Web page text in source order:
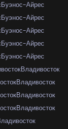
Буэнос-Айрес
Буэнос-Айрес
Буэнос-Айрес
Буэнос-Айрес
Буэнос-Айрес
Владивосток
Владивосток
Владивосток
Владивосток